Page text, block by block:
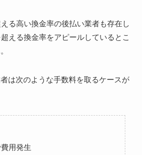
る高い換金率の後払い業者も存在し
える換金率をアピールしているとこ
は次のような手数料を取るケースが
用発生